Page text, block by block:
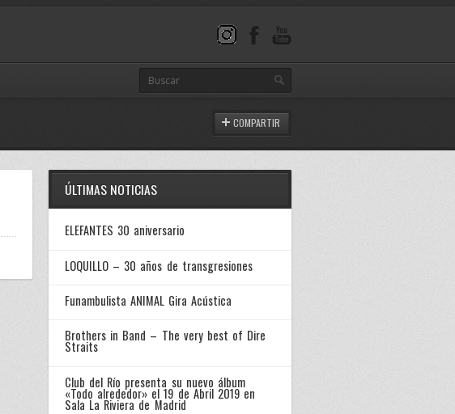
COMPARTIR
ÚLTIMAS NOTICIAS
ELEFANTES 30 aniversario
LOQUILLO – 30 años de transgresiones
Funambulista ANIMAL Gira Acústica
Brothers in Band – The very best of Dire
Straits
Club del Río presenta su nuevo álbum
«Todo alrededor» el 19 de Abril 2019 en
Sala La Riviera de Madrid